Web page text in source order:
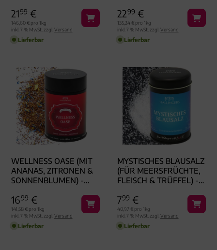
2199 €
146,60 € pro 1kg
inkl. 7 % MwSt. zzgl. Versand
Lieferbar
2299 €
135,24 € pro 1kg
inkl. 7 % MwSt. zzgl. Versand
Lieferbar
WELLNESS OASE (MIT
ANANAS, ZITRONEN &
SONNENBLUMEN) -
TEE GESCHENKDOSE
1699 €
141,58 € pro 1kg
inkl. 7 % MwSt. zzgl. Versand
Lieferbar
MYSTISCHES BLAUSALZ
(FÜR MEERSFRÜCHTE,
FLEISCH & TRÜFFEL) -
GESCHENKDOSE
799 €
40,97 € pro 1kg
inkl. 7 % MwSt. zzgl. Versand
Lieferbar